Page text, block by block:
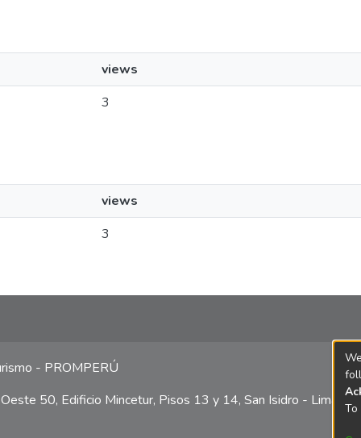
views
3
views
3
- PROMPERÚ
50, Edificio Mincetur, Pisos 13 y 14, San Isidro - Lima
To